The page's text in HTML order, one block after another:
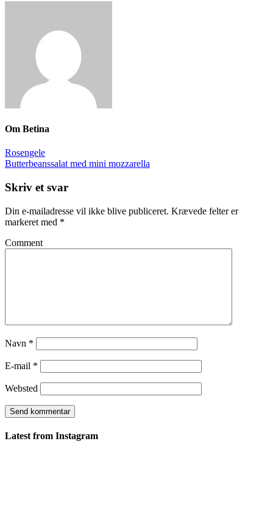
Om Betina
Rosengele
Butterbeanssalat med mini mozzarella
Skriv et svar
Din e-mailadresse vil ikke blive publiceret. Krævede felter er
markeret med *
Comment
Navn *
E-mail *
Websted
Latest from Instagram